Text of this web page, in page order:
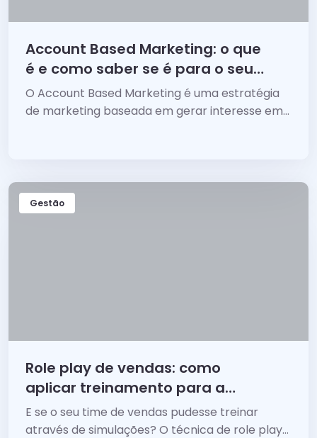
Account Based Marketing: o que
é e como saber se é para o seu
negócio?
O Account Based Marketing é uma estratégia
de marketing baseada em gerar interesse em
Gestão
Role play de vendas: como
aplicar treinamento para a
equipe de vendas
E se o seu time de vendas pudesse treinar
através de simulações? O técnica de role play